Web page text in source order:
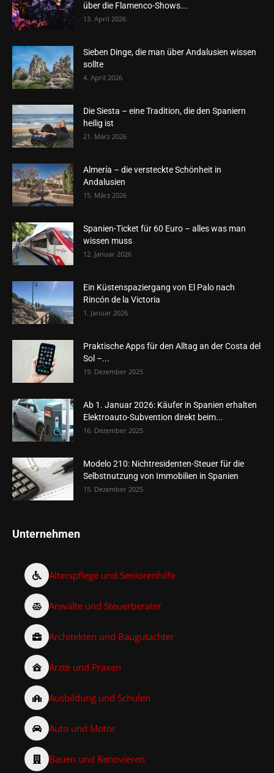
über die Flamenco-Shows...
13. April 2026
Sieben Dinge, die man über Andalusien wissen
sollte
4. April 2026
Die Siesta – eine Tradition, die den Spaniern
heilig ist
21. März 2026
Almería – die versteckte Schönheit in
Andalusien
15. März 2026
Spanien-Ticket für 60 Euro – alles was man
wissen muss
12. Januar 2026
Ein Küstenspaziergang von El Palo nach
Rincón de la Victoria
1. Januar 2026
Praktische Apps für den Alltag an der Costa del
Sol –...
19. Dezember 2025
Ab 1. Januar 2026: Käufer in Spanien erhalten
Elektroauto-Subvention direkt beim...
16. Dezember 2025
Modelo 210: Nichtresidenten-Steuer für die
Selbstnutzung von Immobilien in Spanien
15. Dezember 2025
Unternehmen
Alterspflege und Seniorenhilfe
Anwälte und Steuerberater
Architekten und Baugutachter
Ärzte und Praxen
Ausbildung und Schulen
Auto und Motor
Bauen und Renovieren